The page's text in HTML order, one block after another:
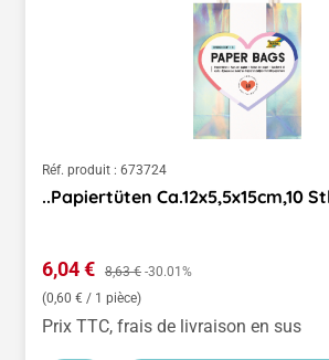
Réf. produit : 673724
..Papiertüten Ca.12x5,5x15cm,10
Prix de vente :
6,04 € Prix régulier :
8,63 € -30.01%
(0,60 € / 1 pièce)
Prix TTC, frais de livraison en sus